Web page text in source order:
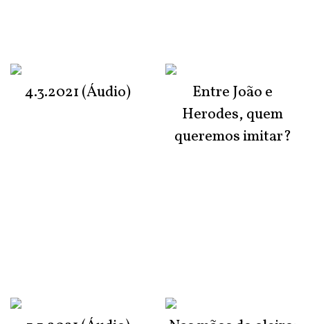
4.3.2021 (Áudio)
Entre João e
Herodes, quem
queremos imitar?